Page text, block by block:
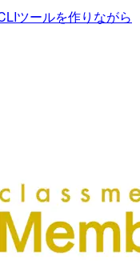
ツールを作りながら